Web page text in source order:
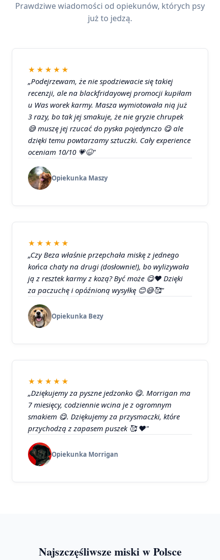
Prawdziwe wiadomości od opiekunów, których psy
już to jedzą.
★★★★★
„Podejrzewam, że nie spodziewacie się takiej
recenzji, ale na blackfridayowej promocji kupiłam
u Was worek karmy. Masza wymiotowała nią już
3 razy, bo tak jej smakuje, że nie gryzie chrupek
😅 muszę jej rzucać do pyska pojedynczo 😋 ale
dzięki temu powtarzamy sztuczki. Cały experience
oceniam 10/10 💗😆"
Opiekunka Maszy
★★★★★
„Czy Beza właśnie przepchała miskę z jednego
końca chaty na drugi (dosłownie!), bo wylizywała
ją z resztek karmy z kozą? Być może 😋❤️ Dzięki
za paczuchę i opóźnioną wysyłkę 😊😅🥰"
Opiekunka Bezy
★★★★★
„Dziękujemy za pyszne jedzonko 😋. Morrigan ma
7 miesięcy, codziennie wcina je z ogromnym
smakiem 😋. Dziękujemy za przysmaczki, które
przychodzą z zapasem puszek 🥰 ❤️"
Opiekunka Morrigan
Najszczęśliwsze miski w Polsce